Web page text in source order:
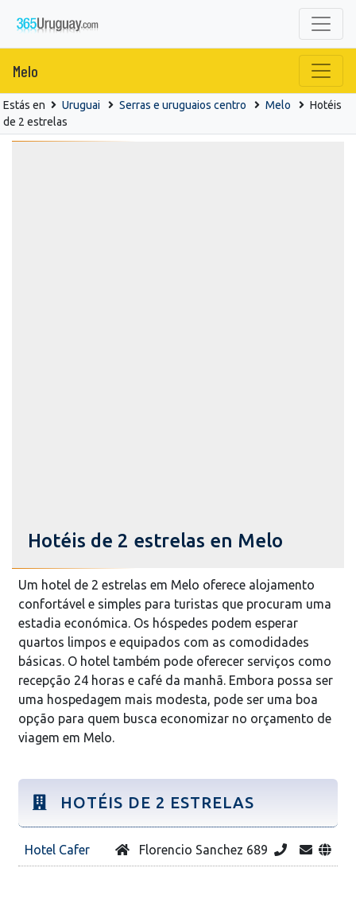
Melo
Estás en Uruguai Serras e uruguaios centro Melo
Hotéis
de 2 estrelas
Hotéis de 2 estrelas en Melo
Um hotel de 2 estrelas em Melo oferece alojamento
confortável e simples para turistas que procuram uma
estadia económica. Os hóspedes podem esperar
quartos limpos e equipados com as comodidades
básicas. O hotel também pode oferecer serviços como
recepção 24 horas e café da manhã. Embora possa ser
uma hospedagem mais modesta, pode ser uma boa
opção para quem busca economizar no orçamento de
viagem em Melo.
HOTÉIS DE 2 ESTRELAS
Hotel Cafer Florencio Sanchez 689